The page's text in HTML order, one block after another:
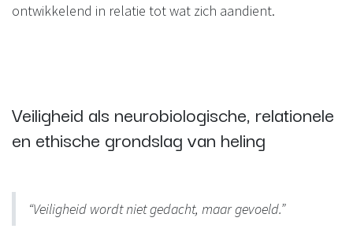
ontwikkelend in relatie tot wat zich aandient.
Veiligheid als neurobiologische, relationele
en ethische grondslag van heling
“Veiligheid wordt niet gedacht, maar gevoeld.”